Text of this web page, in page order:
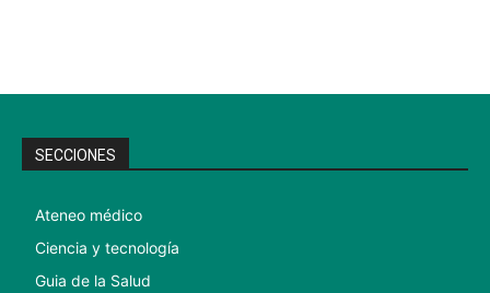
SECCIONES
Ateneo médico
Ciencia y tecnología
Guia de la Salud